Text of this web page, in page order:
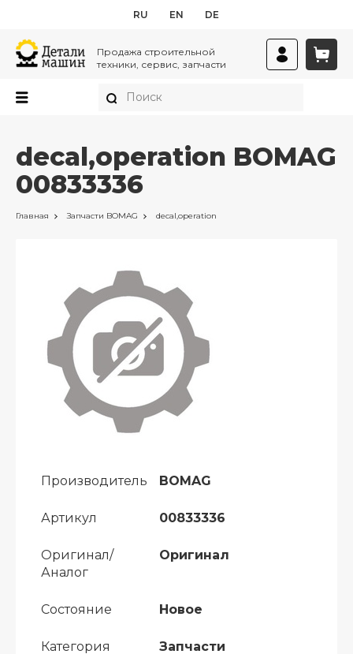
RU EN DE
Продажа строительной
техники, сервис, запчасти
decal,operation BOMAG
00833336
Главная Запчасти BOMAG decal,operation
Производитель BOMAG
Артикул 00833336
Оригинал/
Аналог
Оригинал
Состояние Новое
Категория Запчасти